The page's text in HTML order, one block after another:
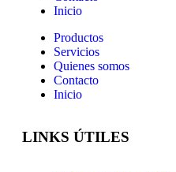
Inicio
Productos
Servicios
Quienes somos
Contacto
Inicio
LINKS ÚTILES